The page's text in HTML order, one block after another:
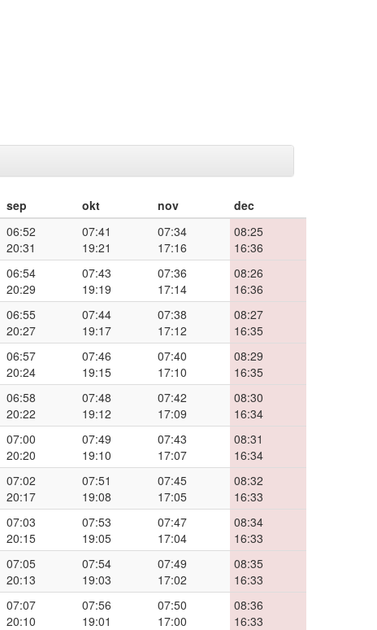
sep okt nov
dec
06:52
20:31
07:41
19:21
07:34
17:16
08:25
16:36
06:54
20:29
07:43
19:19
07:36
17:14
08:26
16:36
06:55
20:27
07:44
19:17
07:38
17:12
08:27
16:35
06:57
20:24
07:46
19:15
07:40
17:10
08:29
16:35
06:58
20:22
07:48
19:12
07:42
17:09
08:30
16:34
07:00
20:20
07:49
19:10
07:43
17:07
08:31
16:34
07:02
20:17
07:51
19:08
07:45
17:05
08:32
16:33
07:03
20:15
07:53
19:05
07:47
17:04
08:34
16:33
07:05
20:13
07:54
19:03
07:49
17:02
08:35
16:33
07:07
20:10
07:56
19:01
07:50
17:00
08:36
16:33